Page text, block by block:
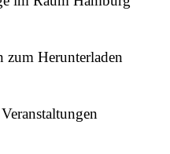
zum Herunterladen